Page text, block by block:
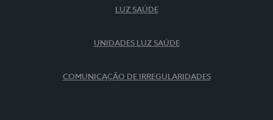
LUZ SAÚDE
UNIDADES LUZ SAÚDE
COMUNICAÇÃO DE IRREGULARIDADES